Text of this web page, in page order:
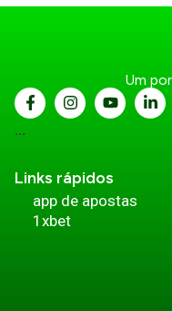
Um
...
Links rápidos
app de apostas
1xbet